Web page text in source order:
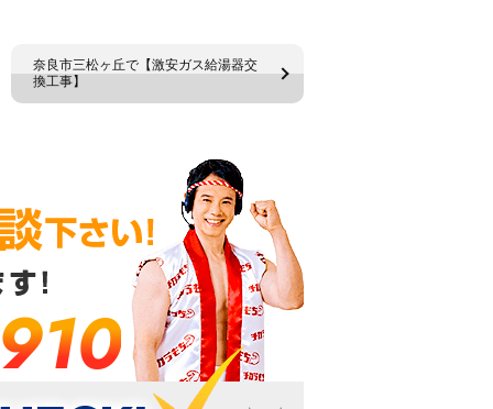
奈良市三松ヶ丘で【激安ガス給湯器交
換工事】